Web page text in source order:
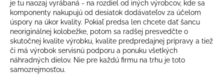
je tu naozaj vyrábaná - na rozdiel od iných výrobcov, kde sa
komponenty nakupujú od desiatok dodávateľov za účelom
úspory na úkor kvality. Pokiaľ predsa len chcete dať šancu
neoriginálnej kolobežke, potom sa radšej presvedčte o
skutočnej kvalite výrobku, kvalite predpredajnej prípravy a tiež
či má výrobok servisnú podporu a ponuku všetkých
náhradných dielov. Nie pre každú firmu na trhu je toto
samozrejmosťou.